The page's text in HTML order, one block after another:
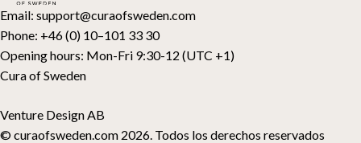
Email: support@curaofsweden.com
Phone: +46 (0) 10–101 33 30
Opening hours: Mon-Fri 9:30-12 (UTC +1)
Cura of Sweden
Venture Design AB
© curaofsweden.com 2026. Todos los derechos reservados
Tarjeta regalo